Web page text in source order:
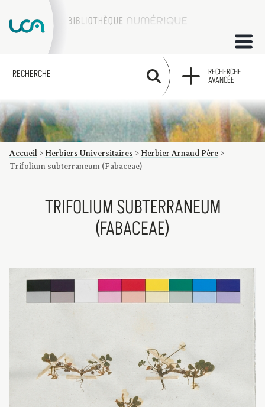
ACCUEIL
COLLECTIONS
FACTUMS
Les factums à la BU
Présentation du corpus de factums de la collection Marie
Bibliographie
Glossaire
Index de recherche
RECHERCHE
RECHERCHE
AVANCÉE
Accueil > Herbiers Universitaires > Herbier Arnaud Père >
Trifolium subterraneum (Fabaceae)
TRIFOLIUM SUBTERRANEUM
(FABACEAE)